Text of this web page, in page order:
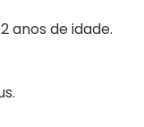
anos de idade.